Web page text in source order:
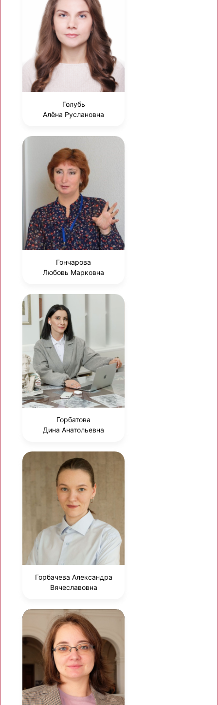
Голубь
Алёна Руслановна
Гончарова
Любовь Марковна
Горбатова
Дина Анатольевна
Горбачева Александра
Вячеславовна